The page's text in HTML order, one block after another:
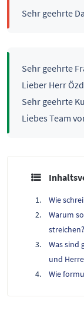
Sehr geehrte
Sehr geehrte
Lieber Herr
Sehr geehrte
Liebes Team
Wie
Warum
streichen?
Was sind
und
Wie